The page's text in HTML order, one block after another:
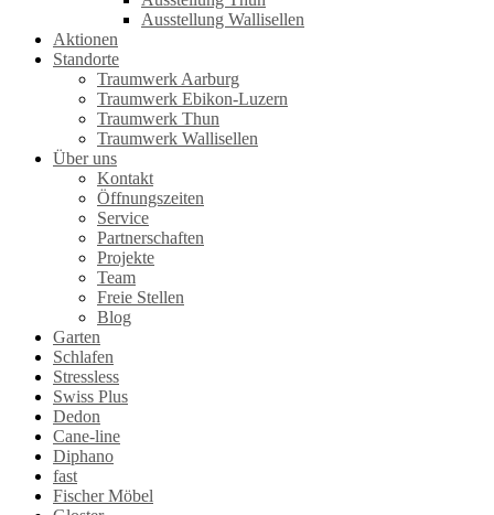
Ausstellung Wallisellen
Aktionen
Standorte
Traumwerk Aarburg
Traumwerk Ebikon-Luzern
Traumwerk Thun
Traumwerk Wallisellen
Über uns
Kontakt
Öffnungszeiten
Service
Partnerschaften
Projekte
Team
Freie Stellen
Blog
Garten
Schlafen
Stressless
Swiss Plus
Dedon
Cane-line
Diphano
fast
Fischer Möbel